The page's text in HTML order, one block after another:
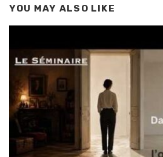
YOU MAY ALSO LIKE